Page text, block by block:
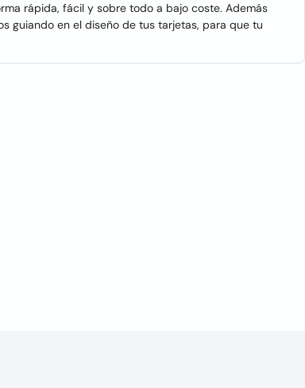
rápida, fácil y sobre todo a bajo coste. Además
guiando en el diseño de tus tarjetas, para que tu